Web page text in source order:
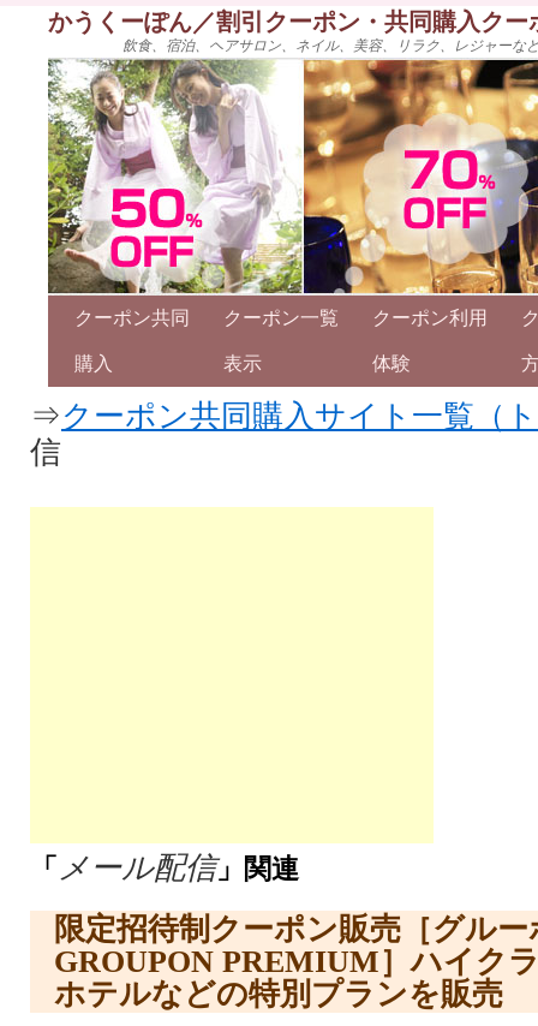
かうくーぽん／割引クーポン・共同購入ク
飲食、宿泊、ヘアサロン、ネイル、美容、リラク、レジャー
クーポン共同
購入
クーポン一覧
表示
クーポン利用
体験
⇒クーポン共同購入サイト一覧（
信
「 メール配信」関連
限定招待制クーポン販売［グル
GROUPON PREMIUM］ハイク
ホテルなどの特別プランを販売